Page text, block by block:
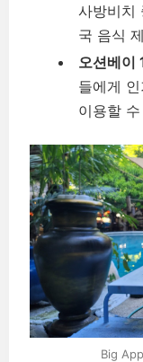
사방비치
국 음식
오션베이
들에게
이용할
Big